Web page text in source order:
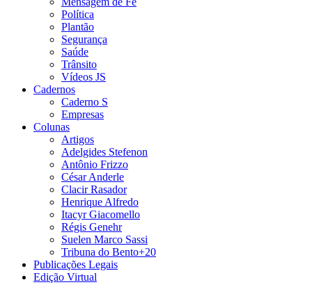
Política
Plantão
Segurança
Saúde
Trânsito
Vídeos JS
Cadernos
Caderno S
Empresas
Colunas
Artigos
Adelgides Stefenon
Antônio Frizzo
César Anderle
Clacir Rasador
Henrique Alfredo
Itacyr Giacomello
Régis Genehr
Suelen Marco Sassi
Tribuna do Bento+20
Publicações Legais
Edição Virtual